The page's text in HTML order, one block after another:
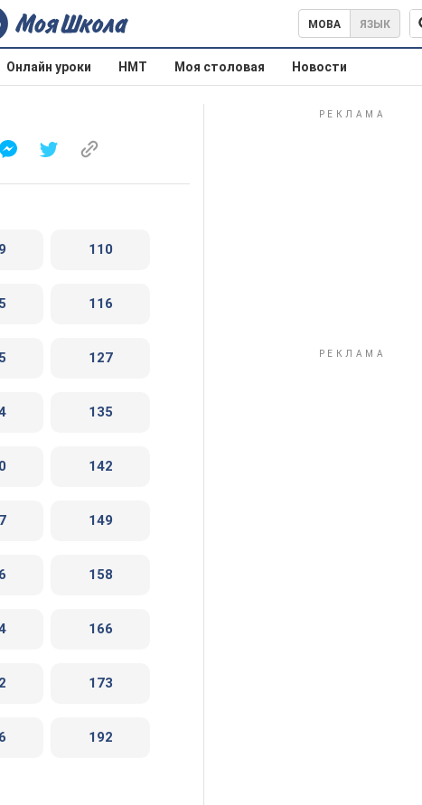
МОВА ЯЗЫК
Онлайн уроки НМТ Моя столовая Новости
110
116
127
135
142
149
158
166
173
192